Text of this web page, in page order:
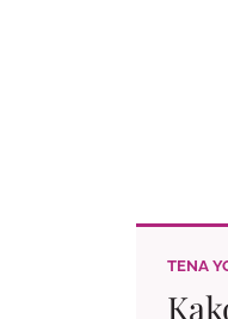
TENA